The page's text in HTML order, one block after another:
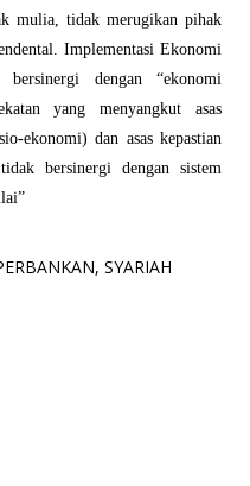
mulia, tidak merugikan pihak
Implementasi Ekonomi
dengan “ekonomi
yang menyangkut asas
ekonomi) dan asas kepastian
bersinergi dengan sistem
SYARIAH